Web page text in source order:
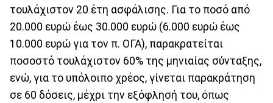
τουλάχιστον 20 έτη ασφάλισης. Για το ποσό από
20.000 ευρώ έως 30.000 ευρώ (6.000 ευρώ έως
10.000 ευρώ για τον π. ΟΓΑ), παρακρατείται
ποσοστό τουλάχιστον 60% της μηνιαίας σύνταξης,
ενώ, για το υπόλοιπο χρέος, γίνεται παρακράτηση
σε 60 δόσεις, μέχρι την εξόφλησή του, όπως